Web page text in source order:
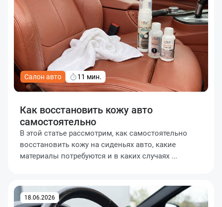
Салон авто 11 мин.
Как восстановить кожу авто
самостоятельно
В этой статье рассмотрим, как самостоятельно
восстановить кожу на сиденьях авто, какие
материалы потребуются и в каких случаях ...
18.06.2026